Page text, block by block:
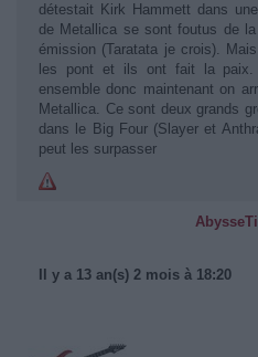
détestait Kirk Hammett dans
de Metallica se sont foutus de
émission (Taratata je crois).
les pont et ils ont fait la
ensemble donc maintenant on
Metallica. Ce sont deux grands
dans le Big Four (Slayer et
peut les surpasser
Il y a 13 an(s) 2 mois à 18:20